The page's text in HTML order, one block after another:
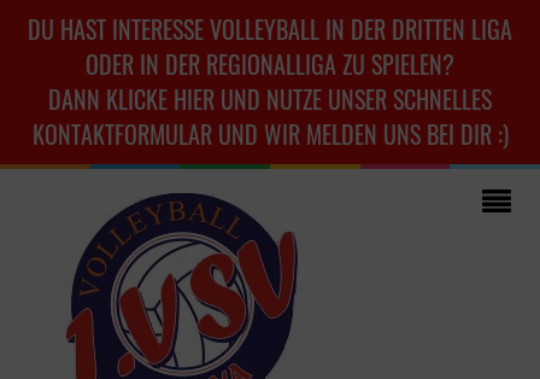
DU HAST INTERESSE VOLLEYBALL IN DER DRITTEN LIGA
ODER IN DER REGIONALLIGA ZU SPIELEN?
DANN KLICKE HIER UND NUTZE UNSER SCHNELLES
KONTAKTFORMULAR UND WIR MELDEN UNS BEI DIR :)